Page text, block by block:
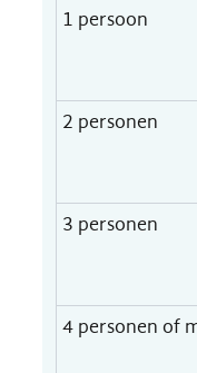
1 persoon
2 personen
3 personen
4 personen of